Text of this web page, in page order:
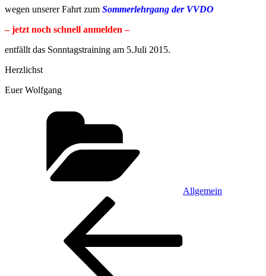
wegen unserer Fahrt zum Sommerlehrgang der VVDO
– jetzt noch schnell anmelden –
entfällt das Sonntagstraining am 5.Juli 2015.
Herzlichst
Euer Wolfgang
Allgemein
Beitragsnavigation